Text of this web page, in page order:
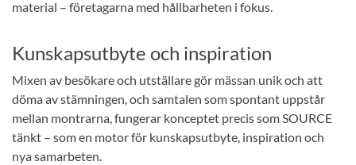
material – företagarna med hållbarheten i fokus.
Kunskapsutbyte och inspiration
Mixen av besökare och utställare gör mässan unik och att
döma av stämningen, och samtalen som spontant uppstår
mellan montrarna, fungerar konceptet precis som SOURCE
tänkt – som en motor för kunskapsutbyte, inspiration och
nya samarbeten.